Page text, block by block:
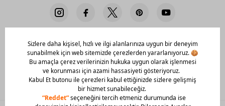
Mobil Uygulamamızı Hemen İndir!